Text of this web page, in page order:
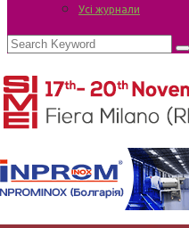
Усі журнали